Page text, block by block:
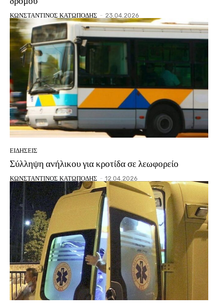
ΚΩΝΣΤΑΝΤΙΝΟΣ ΚΑΤΩΠΟΔΗΣ - 23.04.2026
ΕΙΔΗΣΕΙΣ
Σύλληψη ανήλικου για κροτίδα σε λεωφορείο
ΚΩΝΣΤΑΝΤΙΝΟΣ ΚΑΤΩΠΟΔΗΣ - 12.04.2026